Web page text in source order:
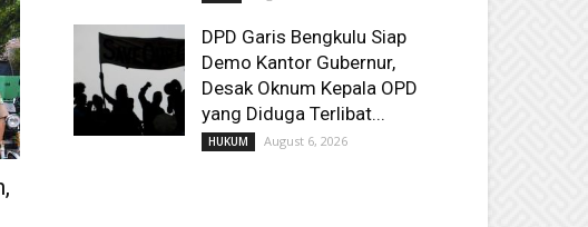
DPD Garis Bengkulu Siap
Demo Kantor Gubernur,
Desak Oknum Kepala OPD
yang Diduga Terlibat...
HUKUM August 6, 2026